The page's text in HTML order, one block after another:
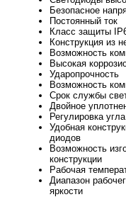
Безопасное
Постоянный ток
Класс защиты
Конструкция из
Возможность
Высокая
Ударопрочность
Возможность
Срок службы
Двойное
Регулировка
Удобная
диодов
Возможность
конструкции
Рабочая
Диапазон
яркости